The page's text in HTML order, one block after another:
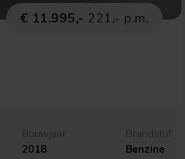
€ 11.995,- 221,- p.m.
Bouwjaar
2018
Brandstof
Benzine